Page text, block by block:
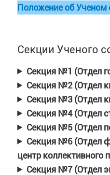
Положение об
Секции Ученого
Секция №1 (Отдел
Секция №2 (Отдел
Секция №3 (Отдел
Секция №4 (Отдел
Секция №5 (Отдел
Секция №6 (Отдел
центр коллективного
Секция №7 (Отдел